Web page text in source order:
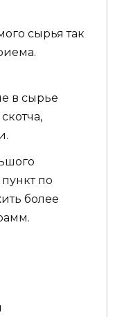
сырья так
в сырье
по
более